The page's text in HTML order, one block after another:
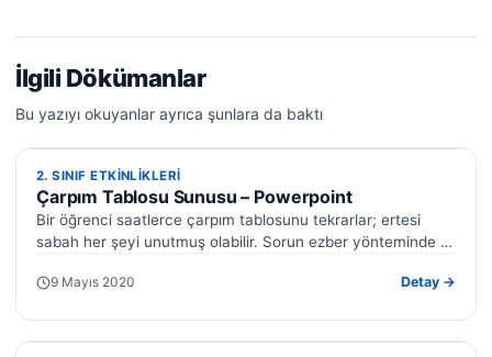
İlgili Dökümanlar
Bu yazıyı okuyanlar ayrıca şunlara da baktı
2. SINIF ETKINLIKLERI
2. SINIF ETKINLIKLERI
Çarpım Tablosu Sunusu – Powerpoint
Bir öğrenci saatlerce çarpım tablosunu tekrarlar; ertesi
sabah her şeyi unutmuş olabilir. Sorun ezber yönteminde —
9 Mayıs 2020 Detay →